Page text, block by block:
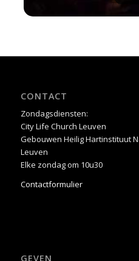
CONTACT
Zondagsdiensten:
City Life Church Leuven
Gebouwen Heilig Hartinstituut
Leuven
Elke zondag om 10u30
Contactformulier
GEVEN